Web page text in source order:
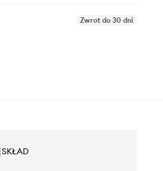
Zwrot do 30 dni
SKŁAD